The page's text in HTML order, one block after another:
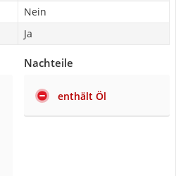
Nein
Ja
Nachteile
enthält Öl